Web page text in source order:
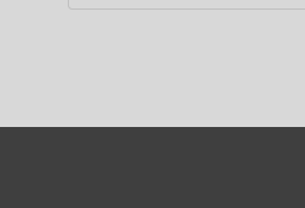
Ariana Grande (18)